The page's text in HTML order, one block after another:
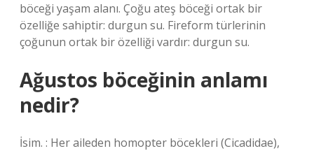
böceği yaşam alanı. Çoğu ateş böceği ortak bir
özelliğe sahiptir: durgun su. Fireform türlerinin
çoğunun ortak bir özelliği vardır: durgun su.
Ağustos böceğinin anlamı
nedir?
İsim. : Her aileden homopter böcekleri (Cicadidae),